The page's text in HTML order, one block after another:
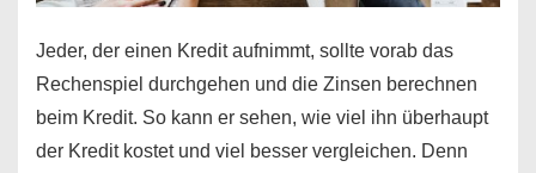
Jeder, der einen Kredit aufnimmt, sollte vorab das
Rechenspiel durchgehen und die Zinsen berechnen
beim Kredit. So kann er sehen, wie viel ihn überhaupt
der Kredit kostet und viel besser vergleichen. Denn